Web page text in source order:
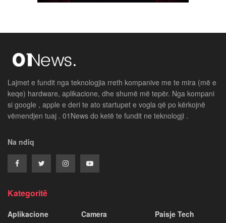
Lajmet e fundit nga teknologjia rreth kompanive me te mira (më e
keqe) hardware, aplikacione, dhe shumë më tepër. Nga kompani
si google , apple e deri te ato startupet e vogla që po kërkojnë
vëmendjen tuaj . 01News do ketë te fundit ne teknologji .
Na ndiq
Kategoritë
Aplikacione
Camera
Paisje Tech